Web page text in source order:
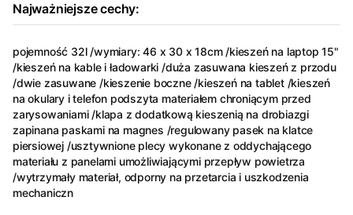
Najważniejsze cechy:
pojemność 32l /wymiary: 46 x 30 x 18cm /kieszeń na laptop 15"
/kieszeń na kable i ładowarki /duża zasuwana kieszeń z przodu
/dwie zasuwane /kieszenie boczne /kieszeń na tablet /kieszeń
na okulary i telefon podszyta materiałem chroniącym przed
zarysowaniami /klapa z dodatkową kieszenią na drobiazgi
zapinana paskami na magnes /regulowany pasek na klatce
piersiowej /usztywnione plecy wykonane z oddychającego
materiału z panelami umożliwiającymi przepływ powietrza
/wytrzymały materiał, odporny na przetarcia i uszkodzenia
mechaniczn